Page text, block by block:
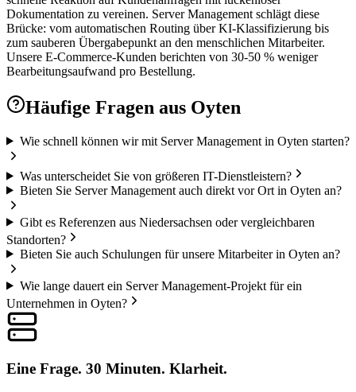
Dokumentation zu vereinen. Server Management schlägt diese
Brücke: vom automatischen Routing über KI-Klassifizierung bis
zum sauberen Übergabepunkt an den menschlichen Mitarbeiter.
Unsere E-Commerce-Kunden berichten von 30-50 % weniger
Bearbeitungsaufwand pro Bestellung.
Häufige Fragen aus Oyten
Wie schnell können wir mit Server Management in Oyten starten?
Was unterscheidet Sie von größeren IT-Dienstleistern?
Bieten Sie Server Management auch direkt vor Ort in Oyten an?
Gibt es Referenzen aus Niedersachsen oder vergleichbaren
Standorten?
Bieten Sie auch Schulungen für unsere Mitarbeiter in Oyten an?
Wie lange dauert ein Server Management-Projekt für ein
Unternehmen in Oyten?
Eine Frage. 30 Minuten. Klarheit.